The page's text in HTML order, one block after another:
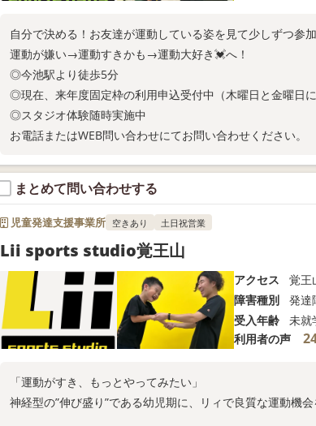
自分で決める！お友達が運動している姿を見て少しずつ参
運動が嫌い→運動すきかも→運動大好き💓へ！
◎今池駅より徒歩5分
◎現在、来年度固定枠の利用申込受付中（木曜日と金曜日に
◎スタジオ体験随時実施中
お電話またはWEB問い合わせにてお問い合わせください。
まとめて問い合わせする
児童発達支援事業所 空きあり 土日祝営業
Lii sports studio覚王山
アクセス
覚王
障害種別
発
受入年齢
未就
利用者の声
「運動がすき、もっとやってみたい」
神経型の”伸び盛り”である幼児期に、リィで良質な運動機会